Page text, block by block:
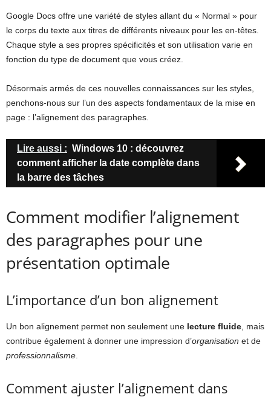
Google Docs offre une variété de styles allant du « Normal » pour
le corps du texte aux titres de différents niveaux pour les en-têtes.
Chaque style a ses propres spécificités et son utilisation varie en
fonction du type de document que vous créez.
Désormais armés de ces nouvelles connaissances sur les styles,
penchons-nous sur l’un des aspects fondamentaux de la mise en
page : l’alignement des paragraphes.
Lire aussi : Windows 10 : découvrez
comment afficher la date complète dans
la barre des tâches
Comment modifier l’alignement
des paragraphes pour une
présentation optimale
L’importance d’un bon alignement
Un bon alignement permet non seulement une lecture fluide , mais
contribue également à donner une impression d’organisation et de
professionnalisme
Comment ajuster l’alignement dans